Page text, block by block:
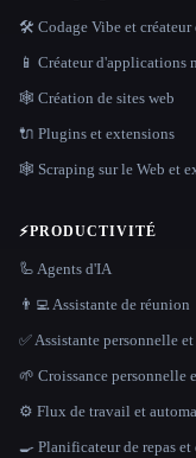
🛠️ Codage Vibe et
📱 Créateur d'applications
🕸 Création de sites web
🔌 Plugins et extensions
🕸️ Scraping sur le Web et
⚡PRODUCTIVITÉ
🦾 Agents d'IA
👨‍💻 Assistante de réunion
✅ Assistante personnelle
🌱 Croissance personnelle
⚙️ Flux de travail et
🍳 Planificateur de repas et